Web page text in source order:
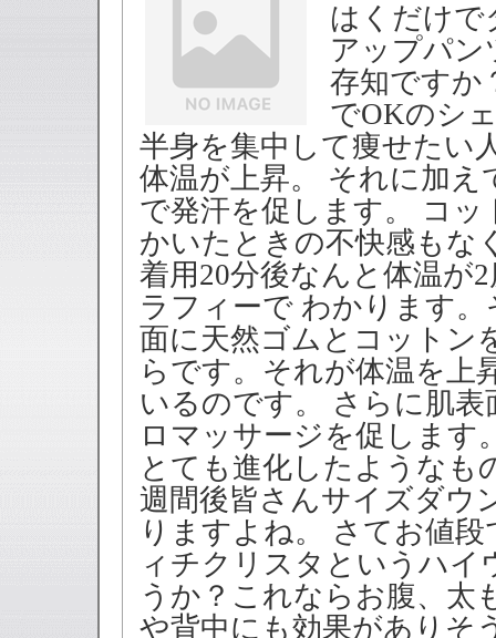
はくだけで
アップパン
存知ですか
でOKのシ
半身を集中して痩せたい
体温が上昇。 それに加
で発汗を促します。 コ
かいたときの不快感もな
着用20分後なんと体温が
ラフィーで わかります
面に天然ゴムとコットン
らです。それが体温を上
いるのです。 さらに肌
ロマッサージを促します
とても進化したようなも
週間後皆さんサイズダウ
りますよね。 さてお値
ィチクリスタというハ
うか？これならお腹、太
や背中にも効果がありそ